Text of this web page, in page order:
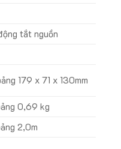
tắt nguồn
179 x 71 x 130mm
0,69 kg
2,0m